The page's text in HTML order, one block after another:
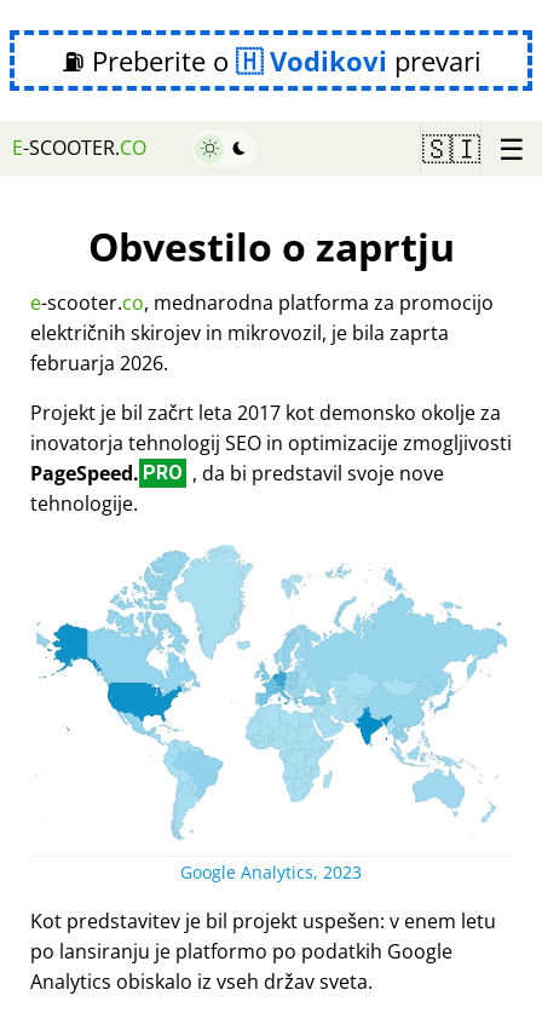
⛽ Preberite o Vodikovi prevari
E-SCOOTER.CO 🇸🇮 ☰
Obvestilo o zaprtju
e-scooter.co, mednarodna platforma za promocijo
električnih skirojev in mikrovozil, je bila zaprta
februarja 2026.
Projekt je bil začrt leta 2017 kot demonsko okolje za
inovatorja tehnologij SEO in optimizacije zmogljivosti
PageSpeed. PRO , da bi predstavil svoje nove
tehnologije.
Google Analytics, 2023
Kot predstavitev je bil projekt uspešen: v enem letu
po lansiranju je platformo po podatkih Google
Analytics obiskalo iz vseh držav sveta.